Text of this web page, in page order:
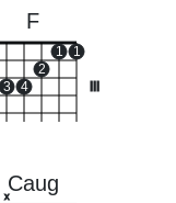
F
3 4
2
1 1
Caug
x